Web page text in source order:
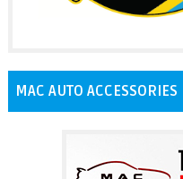
MAC AUTO ACCESSORIES